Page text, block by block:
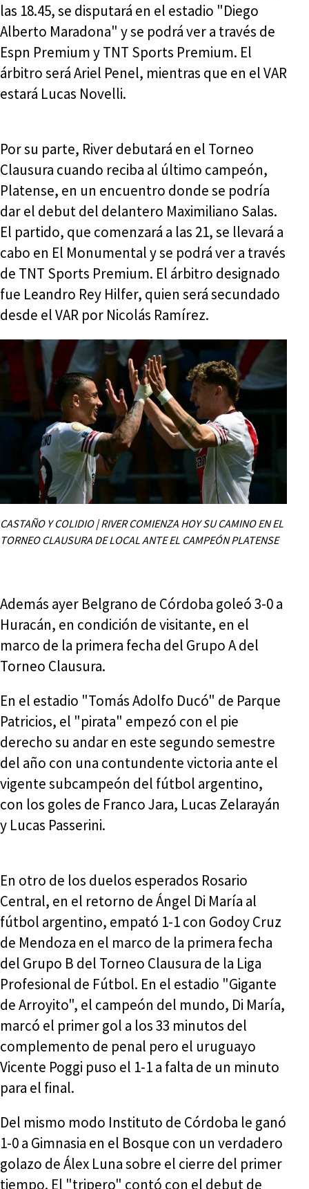
las 18.45, se disputará en el estadio "Diego
Alberto Maradona" y se podrá ver a través de
Espn Premium y TNT Sports Premium. El
árbitro será Ariel Penel, mientras que en el VAR
estará Lucas Novelli.
Por su parte, River debutará en el Torneo
Clausura cuando reciba al último campeón,
Platense, en un encuentro donde se podría
dar el debut del delantero Maximiliano Salas.
El partido, que comenzará a las 21, se llevará a
cabo en El Monumental y se podrá ver a través
de TNT Sports Premium. El árbitro designado
fue Leandro Rey Hilfer, quien será secundado
desde el VAR por Nicolás Ramírez.
CASTAÑO Y COLIDIO | RIVER COMIENZA HOY SU CAMINO EN EL
TORNEO CLAUSURA DE LOCAL ANTE EL CAMPEÓN PLATENSE
Además ayer Belgrano de Córdoba goleó 3-0 a
Huracán, en condición de visitante, en el
marco de la primera fecha del Grupo A del
Torneo Clausura.
En el estadio "Tomás Adolfo Ducó" de Parque
Patricios, el "pirata" empezó con el pie
derecho su andar en este segundo semestre
del año con una contundente victoria ante el
vigente subcampeón del fútbol argentino,
con los goles de Franco Jara, Lucas Zelarayán
y Lucas Passerini.
En otro de los duelos esperados Rosario
Central, en el retorno de Ángel Di María al
fútbol argentino, empató 1-1 con Godoy Cruz
de Mendoza en el marco de la primera fecha
del Grupo B del Torneo Clausura de la Liga
Profesional de Fútbol. En el estadio "Gigante
de Arroyito", el campeón del mundo, Di María,
marcó el primer gol a los 33 minutos del
complemento de penal pero el uruguayo
Vicente Poggi puso el 1-1 a falta de un minuto
para el final.
Del mismo modo Instituto de Córdoba le ganó
1-0 a Gimnasia en el Bosque con un verdadero
golazo de Álex Luna sobre el cierre del primer
tiempo. El "tripero" contó con el debut de